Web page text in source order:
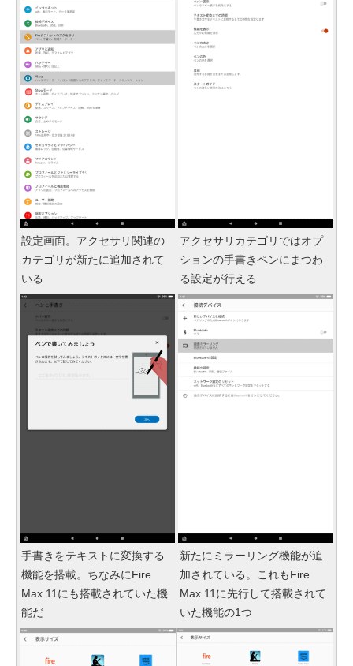
設定画面。アクセサリ関連の
カテゴリが新たに追加されて
いる
アクセサリカテゴリではオプ
ションの手書きペンにまつわ
る設定が行える
手書きをテキストに変換する
機能を搭載。ちなみにFire
Max 11にも搭載されていた機
能だ
新たにミラーリング機能が追
加されている。これもFire
Max 11に先行して搭載されて
いた機能の1つ